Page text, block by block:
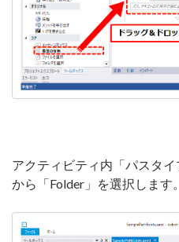
アクティビティ内「パスタ
から「Folder」を選択します。